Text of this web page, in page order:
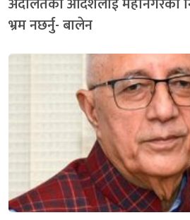
भ्रम नछर्नु- बालेन